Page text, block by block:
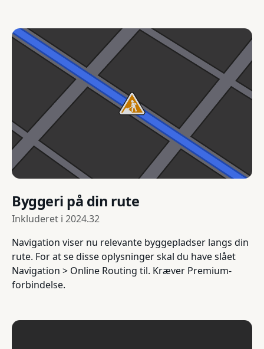
Byggeri på din rute
Inkluderet i 2024.32
Navigation viser nu relevante byggepladser langs din
rute. For at se disse oplysninger skal du have slået
Navigation > Online Routing til. Kræver Premium-
forbindelse.